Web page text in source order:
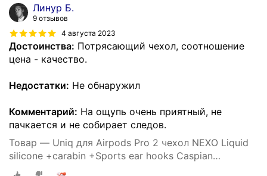
Линур Б.
9 отзывов
4 августа 2023
Достоинства: Потрясающий чехол, соотношение
цена - качество.
Недостатки: Не обнаружил
Комментарий: На ощупь очень приятный, не
пачкается и не собирает следов.
Товар — Uniq для Airpods Pro 2 чехол NEXO Liquid
silicone +carabin +Sports ear hooks Caspian
Фиолетовый